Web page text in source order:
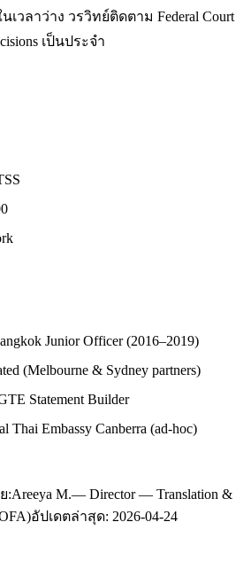
นเวลาว่าง วรวิทย์ติดตาม Federal Court
เป็นประจำ
Junior Officer (2016–2019)
(Melbourne & Sydney partners)
Statement Builder
Embassy Canberra (ad-hoc)
:Areeya M.— Director — Translation &
อัปเดตล่าสุด: 2026-04-24